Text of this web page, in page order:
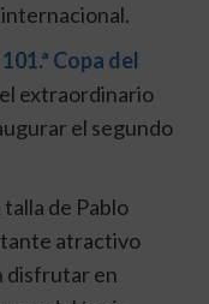
101.ª Copa del
extraordinario
el segundo
de Pablo
atractivo
disfrutar en